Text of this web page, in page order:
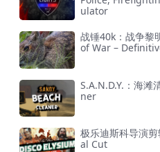
ulator
战锤40k：战争
of War –
S.A.N.D.Y.：海滩
ner
极乐迪斯科导演
al Cut